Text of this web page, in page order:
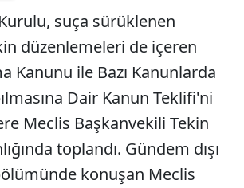
suça sürüklenen
düzenlemeleri de içeren
Kanunu ile Bazı Kanunlarda
Dair Kanun Teklifi'ni
Meclis Başkanvekili Tekin
toplandı. Gündem dışı
konuşan Meclis